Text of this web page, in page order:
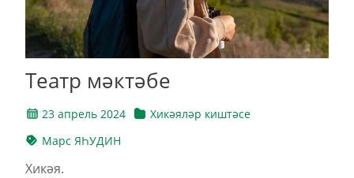
Театр мәктәбе
23 апрель 2024
Хикәяләр киштәсе
Марс ЯҺУДИН
Хикәя.